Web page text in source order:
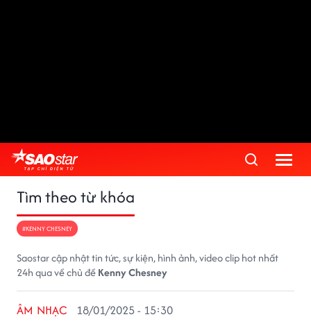
Tìm theo từ khóa
#KENNY CHESNEY
Saostar cập nhật tin tức, sự kiện, hình ảnh, video clip hot nhất
24h qua về chủ đềKenny Chesney
ÂM NHẠC 18/01/2025 - 15:30